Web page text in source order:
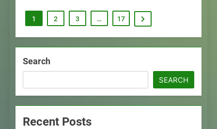
1 2 3 … 17
Search
SEARCH
Recent Posts